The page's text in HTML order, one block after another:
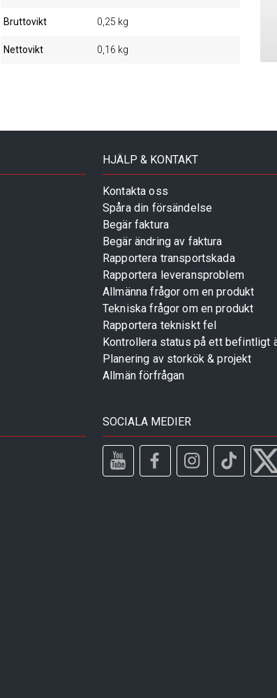
Bruttovikt 0,25 kg
Nettovikt 0,16 kg
HJÄLP & KONTAKT
Kontakta oss
Spåra din försändelse
Begär faktura
Begär ändring av faktura
Rapportera transportskada
Rapportera leveransproblem
Allmänna frågor om en produkt
Tekniska frågor om en produkt
Rapportera tekniskt fel
Kontrollera status på ett befintligt
Planering av storkök & projekt
Allmän förfrågan
SOCIALA MEDIER